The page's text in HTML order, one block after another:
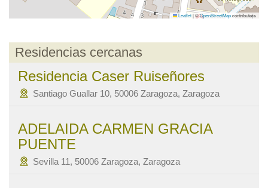
Leaflet|©OpenStreetMapcontributors
Residencias cercanas
Residencia Caser Ruiseñores
Santiago Guallar 10, 50006 Zaragoza, Zaragoza
ADELAIDA CARMEN GRACIA
PUENTE
Sevilla 11, 50006 Zaragoza, Zaragoza